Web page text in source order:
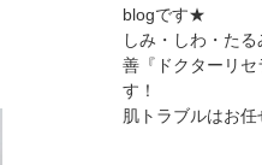
blogです★
しみ・しわ・た
善『ドクターリ
す！
肌トラブルはお任